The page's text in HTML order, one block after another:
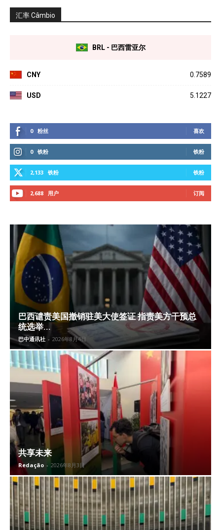
汇率 Câmbio
BRL - 巴西雷亚尔
CNY 0.7589
USD 5.1227
0 粉丝 喜欢
0 铁粉 铁粉
2,133 铁粉 铁粉
2,688 用户 订阅
巴西谴责美国撤销驻美大使签证 指责美方干预总
统选举...
巴中通讯社 - 2026年8月4日
共享未来
Redação - 2026年8月3日